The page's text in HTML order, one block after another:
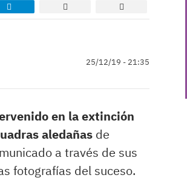
25/12/19 - 21:35
en la extinción
aledañas de
a través de sus
fotografías del suceso.